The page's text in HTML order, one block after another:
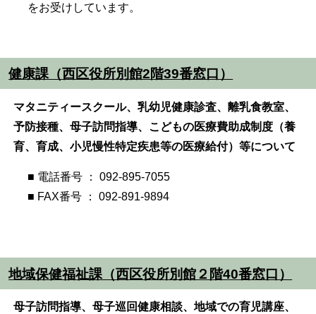
をお受けしています。
健康課（西区役所別館2階39番窓口）
マタニティースクール、乳幼児健康診査、離乳食教室、
予防接種、母子訪問指導、こどもの医療費助成制度（養
育、育成、小児慢性特定疾患等の医療給付）等について
■ 電話番号 ： 092-895-7055
■ FAX番号 ： 092-891-9894
地域保健福祉課（西区役所別館２階40番窓口）
母子訪問指導、母子巡回健康相談、地域での育児講座、